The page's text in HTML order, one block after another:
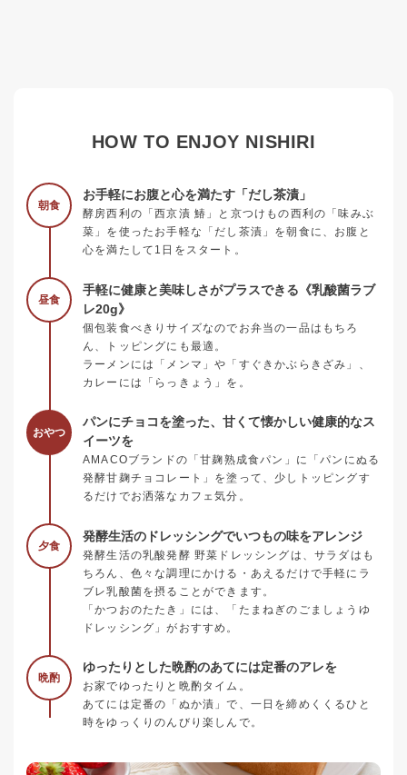
HOW TO ENJOY NISHIRI
朝食
お手軽にお腹と心を満たす「だし茶漬」
酵房西利の「西京漬 鰆」と京つけもの西利の「味みぶ
菜」を使ったお手軽な「だし茶漬」を朝食に、お腹と
心を満たして1日をスタート。
昼食
手軽に健康と美味しさがプラスできる《乳酸菌ラブ
レ20g》
個包装食べきりサイズなのでお弁当の一品はもちろ
ん、トッピングにも最適。
ラーメンには「メンマ」や「すぐきかぶらきざみ」、
カレーには「らっきょう」を。
おやつ
パンにチョコを塗った、甘くて懐かしい健康的なス
イーツを
AMACOブランドの「甘麹熟成食パン」に「パンにぬる
発酵甘麹チョコレート」を塗って、少しトッピングす
るだけでお洒落なカフェ気分。
夕食
発酵生活のドレッシングでいつもの味をアレンジ
発酵生活の乳酸発酵 野菜ドレッシングは、サラダはも
ちろん、色々な調理にかける・あえるだけで手軽にラ
ブレ乳酸菌を摂ることができます。
「かつおのたたき」には、「たまねぎのごましょうゆ
ドレッシング」がおすすめ。
晩酌
ゆったりとした晩酌のあてには定番のアレを
お家でゆったりと晩酌タイム。
あてには定番の「ぬか漬」で、一日を締めくくるひと
時をゆっくりのんびり楽しんで。